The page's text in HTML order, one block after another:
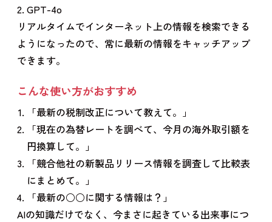
GPT-4o
リアルタイムでインターネット上の情報を検索できる
ようになったので、常に最新の情報をキャッチアップ
できます。
こんな使い方がおすすめ
「最新の税制改正について教えて。」
「現在の為替レートを調べて、今月の海外取引額を
円換算して。」
「競合他社の新製品リリース情報を調査して比較表
にまとめて。」
「最新の○○に関する情報は？」
AIの知識だけでなく、今まさに起きている出来事につ